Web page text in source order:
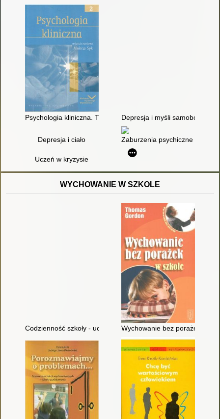
Psychologia kliniczna. T. 2 Depresja i myśli samobójcze u
Depresja i ciało Zaburzenia psychiczne i
Uczeń w kryzysie
WYCHOWANIE W SZKOLE
Codzienność szkoły - uczeń : The everyday life at school - the
Wychowanie bez porażek w